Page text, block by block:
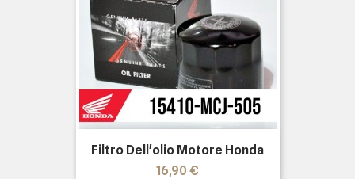
Filtro Dell'olio Motore Honda
Prezzo
16,90 €